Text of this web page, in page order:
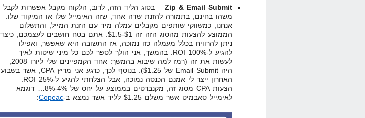
Zip & Email Submit– בסוג הליד הזה, לרוב, הלקוח מקבל אפשרות לקבל
משהו בחינם, בתמורה להזנת שדה אחד, שזה האימייל שלו או המיקוד שלו.
אנחנו, כמשווקי שותפים מקבלים עמלה מיד עם הזנת המייל, והתשלום
הממוצע להצעות מהסוג הזה זה $1-$1.5. אתם בטח חושבים לעצמכם, כיצד
ניתן להרוויח בכלל מעמלה כזו נמוכה, אז התשובה היא שאפשר, ואפילו
להגיע ל-100% ROI. בהמשך, אני הולך לספר לכם כל מיני שיטות לאיך
היה Email Submit של $1.25). בנוסף לכך, כרגע אני מריץ CPA, אשר בשבוע
הצעות CPA מסוג זה, מקנברטים בממוצע על יחס של 4%-8%… דוגמא
לאימייל סאבמיט אשר משלם $1.25 לליד אשר נמצא ב-
Copeac
: